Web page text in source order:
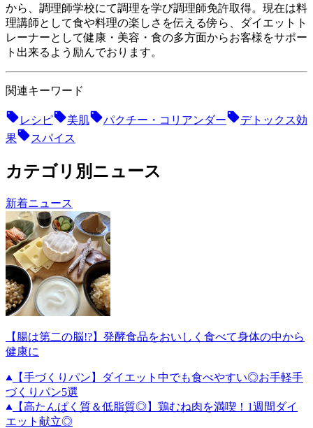
から、調理師学校にて調理を学び調理師免許取得。現在は料
理講師として食や料理の楽しさを伝える傍ら、ダイエットト
レーナーとして健康・美容・食の多方面からお客様をサポー
ト出来るよう励んでおります。
関連キーワード
レシピ 美肌 パクチー・コリアンダー
デトックス効
果
スパイス
カテゴリ別ニュース
新着ニュース
【腸は第二の脳!?】発酵食品をおいしく食べて身体の中から
健康に
【手づくりパン】ダイエット中でも食べやすい◎お手軽手
づくりパン5選
【高たんぱく質＆低脂質◎】鶏むね肉を満喫！1週間ダイ
エット献立◎